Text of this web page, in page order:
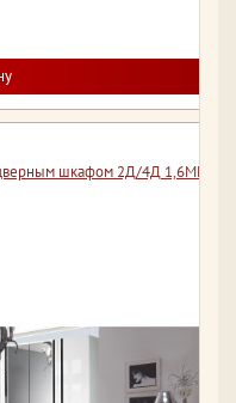
шкафом 2Д/4Д 1,6МП